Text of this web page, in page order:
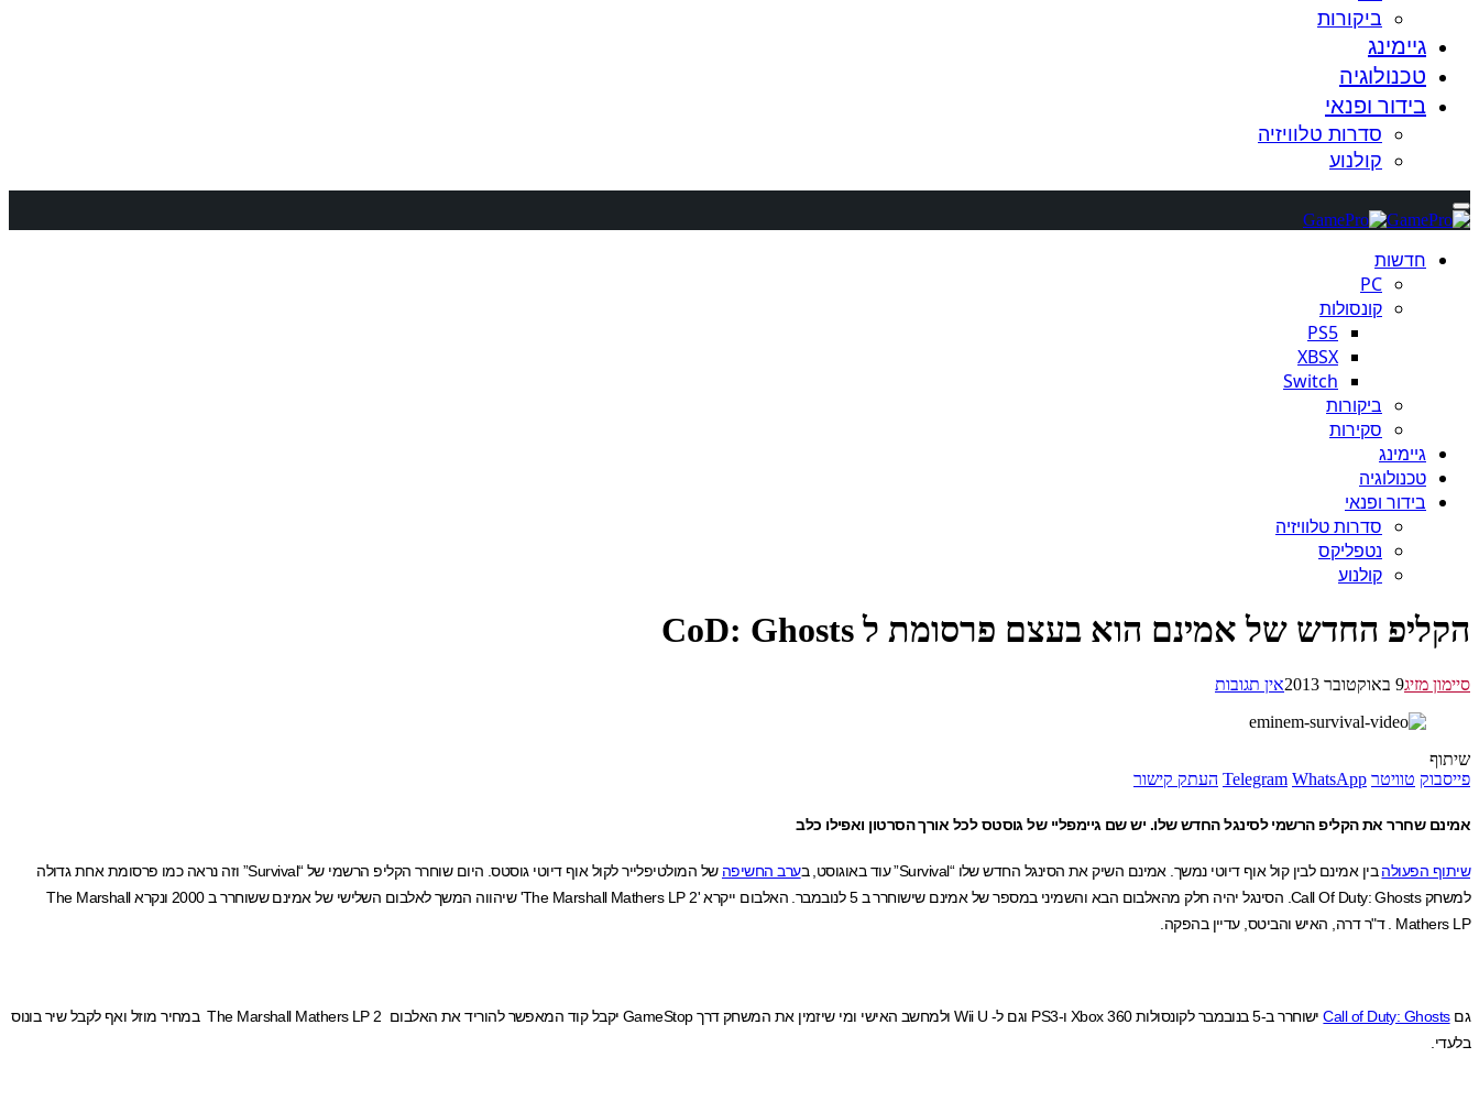
ביקורות
גיימינג
טכנולוגיה
בידור ופנאי
סדרות טלוויזיה
קולנוע
חדשות
PC
קונסולות
PS5
XBSX
Switch
ביקורות
סקירות
גיימינג
טכנולוגיה
בידור ופנאי
סדרות טלוויזיה
נטפליקס
קולנוע
הקליפ החדש של אמינם הוא בעצם פרסומת ל CoD: Ghosts
סיימון מזיג9 באוקטובר 2013 אין תגובות
שיתוף
פייסבוק טוויטר Telegram WhatsApp העתק קישור
אמינם שחרר את הקליפ הרשמי לסינגל החדש שלו. יש שם גיימפליי של גוסטס לכל אורך הסרטון ואפילו כלב
שיתוף הפעולהבין אמינם לבין קול אוף דיוטי נמשך. אמינם השיק את הסינגל החדש שלו “Survival” עוד באוגוסט, ב ערב החשיפה
של המולטיפלייר לקול אוף דיוטי גוסטס. היום שוחרר הקליפ הרשמי של “Survival” וזה נראה כמו פרסומת אחת גדולה
למשחק Call Of Duty: Ghosts. הסינגל יהיה חלק מהאלבום הבא והשמיני במספר של אמינם שישוחרר ב 5 לנובמבר. האלבום ייקרא 'The Marshall Mathers LP 2' שיהווה המשך לאלבום השלישי של אמינם ששוחרר ב 2000 ונקרא The Marshall
Mathers LP . ד"ר דרה, האיש והביטס, עדיין בהפקה.
גםCall of Duty: Ghosts
ישוחרר ב-5 בנובמבר לקונסולות Xbox 360 ו-PS3 וגם ל- Wii U ולמחשב האישי ומי שיזמין את המשחק דרך GameStop יקבל קוד המאפשר להוריד את האלבום The Marshall Mathers LP 2 במחיר מוזל ואף לקבל שיר בונוס
בלעדי.